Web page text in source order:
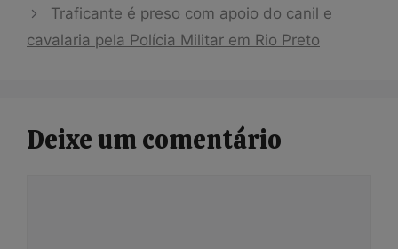
Traficante é preso com apoio do canil e
cavalaria pela Polícia Militar em Rio Preto
Deixe um comentário